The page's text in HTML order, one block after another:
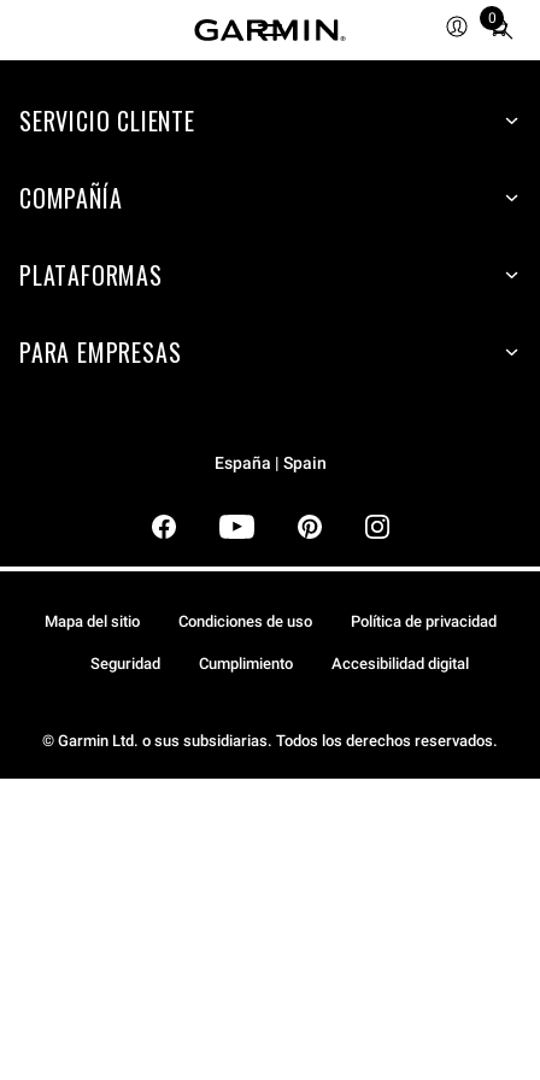
0
Total
items
cart:
SERVICIO CLIENTE
COMPAÑÍA
PLATAFORMAS
PARA EMPRESAS
España | Spain
© Garmin Ltd. o sus subsidiarias. Todos los derechos reservados.
Mapa del sitio Condiciones de uso Política de privacidad
Seguridad Cumplimiento Accesibilidad digital